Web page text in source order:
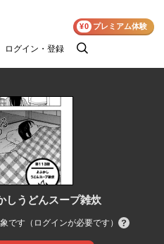
ログイン・登録
検
¥0 プレミアム体験
うどんスープ雑炊
です（ログインが必要です）